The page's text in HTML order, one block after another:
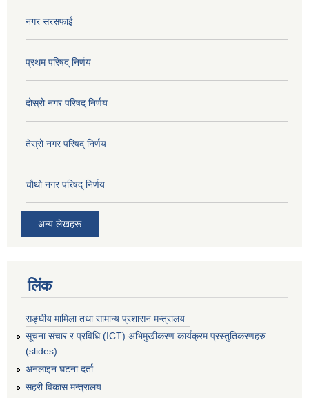
नगर सरसफाई
प्रथम परिषद् निर्णय
दोस्रो नगर परिषद् निर्णय
तेस्रो नगर परिषद् निर्णय
चौथो नगर परिषद् निर्णय
अन्य लेखहरू
लिंक
सङ्घीय मामिला तथा सामान्य प्रशासन मन्त्रालय
सूचना संचार र प्रविधि (ICT) अभिमुखीकरण कार्यक्रम प्रस्तुतिकरणहरु
(slides)
अनलाइन घटना दर्ता
सहरी विकास मन्त्रालय